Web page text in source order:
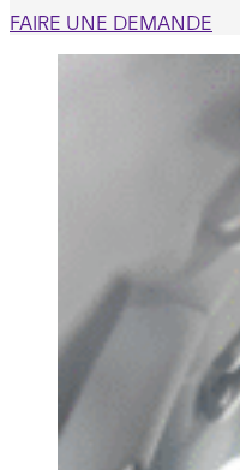
FAIRE UNE DEMANDE